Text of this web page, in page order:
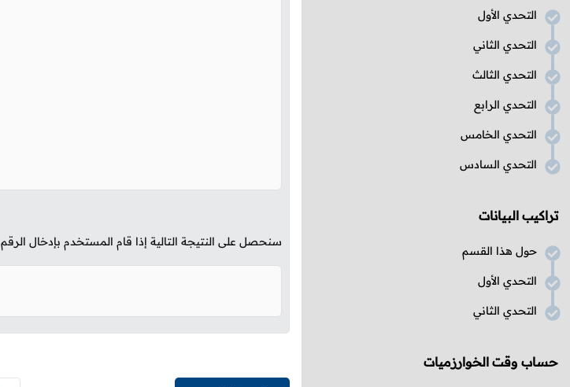
التحدي الأول
التحدي الثاني
التحدي الثالث
التحدي الرابع
التحدي الخامس
التحدي السادس
تراكيب البيانات
حول هذا القسم
التحدي الأول
التحدي الثاني
حساب وقت الخوارزميات
سنحصل على النتيجة التالية إذا قام المستخدم بإدخال الرقم